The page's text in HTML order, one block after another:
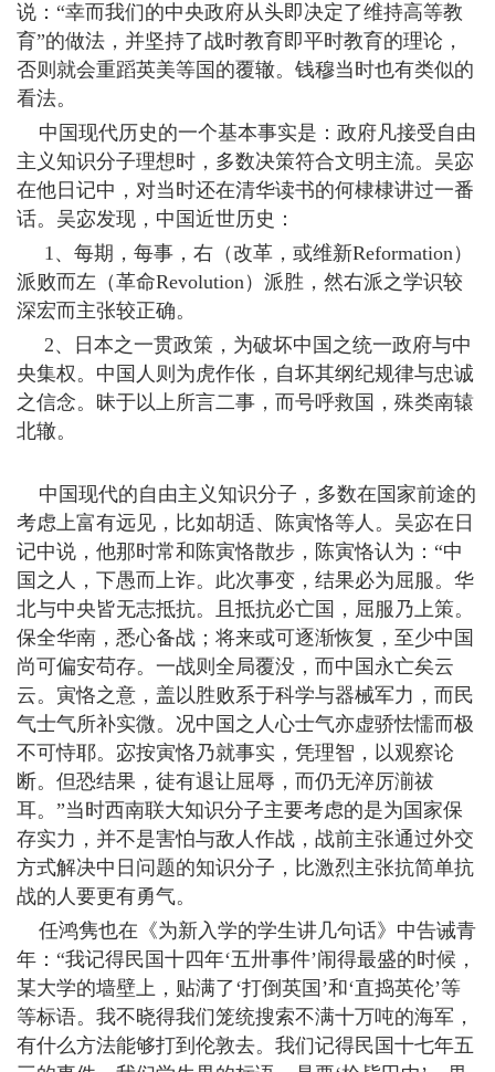
说：“幸而我们的中央政府从头即决定了维持高等教
育”的做法，并坚持了战时教育即平时教育的理论，
否则就会重蹈英美等国的覆辙。钱穆当时也有类似的
看法。
中国现代历史的一个基本事实是：政府凡接受自由
主义知识分子理想时，多数决策符合文明主流。吴宓
在他日记中，对当时还在清华读书的何棣棣讲过一番
话。吴宓发现，中国近世历史：
1、每期，每事，右（改革，或维新Reformation）
派败而左（革命Revolution）派胜，然右派之学识较
深宏而主张较正确。
2、日本之一贯政策，为破坏中国之统一政府与中
央集权。中国人则为虎作伥，自坏其纲纪规律与忠诚
之信念。昧于以上所言二事，而号呼救国，殊类南辕
北辙。
中国现代的自由主义知识分子，多数在国家前途的
考虑上富有远见，比如胡适、陈寅恪等人。吴宓在日
记中说，他那时常和陈寅恪散步，陈寅恪认为：“中
国之人，下愚而上诈。此次事变，结果必为屈服。华
北与中央皆无志抵抗。且抵抗必亡国，屈服乃上策。
保全华南，悉心备战；将来或可逐渐恢复，至少中国
尚可偏安苟存。一战则全局覆没，而中国永亡矣云
云。寅恪之意，盖以胜败系于科学与器械军力，而民
气士气所补实微。况中国之人心士气亦虚骄怯懦而极
不可恃耶。宓按寅恪乃就事实，凭理智，以观察论
断。但恐结果，徒有退让屈辱，而仍无淬厉湔祓
耳。”当时西南联大知识分子主要考虑的是为国家保
存实力，并不是害怕与敌人作战，战前主张通过外交
方式解决中日问题的知识分子，比激烈主张抗简单抗
战的人要更有勇气。
任鸿隽也在《为新入学的学生讲几句话》中告诫青
年：“我记得民国十四年‘五卅事件’闹得最盛的时候，
某大学的墙壁上，贴满了‘打倒英国’和‘直捣英伦’等
等标语。我不晓得我们笼统搜索不满十万吨的海军，
有什么方法能够打到伦敦去。我们记得民国十七年五